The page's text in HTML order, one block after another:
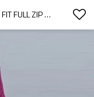
BENUTZERDEFINIERTE HERREN SLIM FIT FULL ZIP UP GROSSHANDEL SWEATSUITS MIT REISSVERSCHLUSSTASCHEN-AKTIK